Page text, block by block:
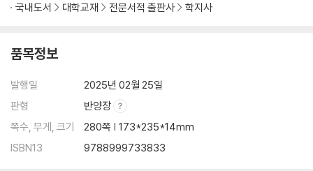
국내도서
대학교재 전문서적 출판사 학지사
품목정보
발행일
2025년 02월 25일
판형
반양장
쪽수, 무게, 크기
280쪽 | 173*235*14mm
ISBN13
9788999733833